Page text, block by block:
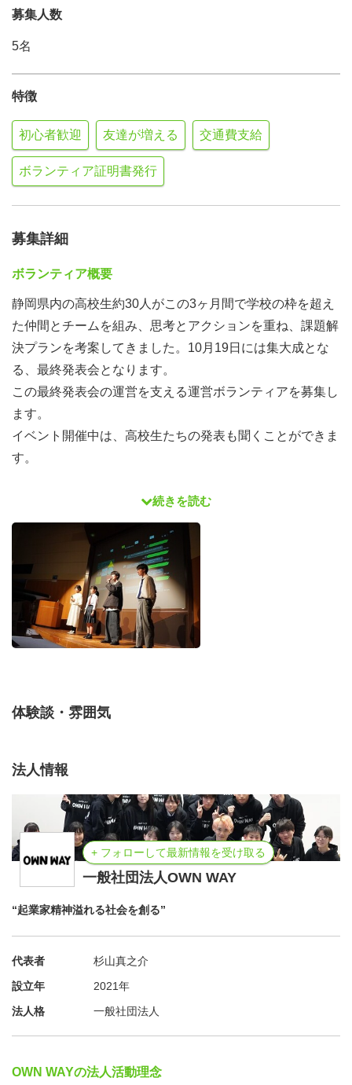
募集人数
5名
特徴
初心者歓迎 友達が増える 交通費支給
ボランティア証明書発行
募集詳細
ボランティア概要
静岡県内の高校生約30人がこの3ヶ月間で学校の枠を超え
た仲間とチームを組み、思考とアクションを重ね、課題解
決プランを考案してきました。10月19日には集大成とな
る、最終発表会となります。
この最終発表会の運営を支える運営ボランティアを募集し
ます。
イベント開催中は、高校生たちの発表も聞くことができま
す。
役割・タイムライン
09:00-09:30 集合・打ち合わせ
09:30-11:30 会場準備
11:30-12:20 昼食
12:20-13:20 会場誘導
13:20-17:00 イベント聴講・運営のサポート
謝金：なし
交通費：最大往復5,000円支給
昼食：弁当を支給
最終発表会（しずおかスタートアップキャンプ 最終プレ
ゼンテーション）について
しずおかスタートアップキャンプにて、3ヶ月間、異なる
学校の学生達とチームとなり活動を進めてきました。取り
組みテーマを設定し、仲間たちとの議論や当事者へのイン
来像、そして、可能性あふれる高校生達が集う舞台です。
続きを読む
体験談・雰囲気
法人情報
+ フォローして最新情報を受け取る
一般社団法人OWN WAY
“起業家精神溢れる社会を創る”
代表者
杉山真之介
設立年
2021年
法人格
一般社団法人
OWN WAYの法人活動理念